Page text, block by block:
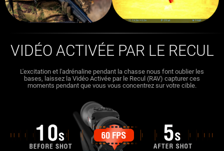
VIDÉO ACTIVÉE PAR LE RECUL
L'excitation et l'adrénaline pendant la chasse nous font oublier les
bases, laissez la Vidéo Activée par le Recul (RAV) capturer ces
moments pendant que vous vous concentrez sur votre cible.